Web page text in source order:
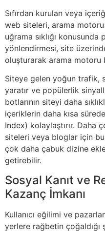
Sıfırdan kurulan veya
web siteleri, arama
uğrama sıklığı
yönlendirmesi, site
oluşturarak arama motoru
Siteye gelen yoğun trafik,
yaratır ve popülerlik
botlarının siteyi daha
içeriklerin daha kısa
Index) kolaylaştırır. Daha
siteleri veya bloglar için
çok daha çabuk dizine
getirebilir.
Sosyal Kanıt ve
Kazanç İmkanı
Kullanıcı eğilimi ve
yerlere rağbetin